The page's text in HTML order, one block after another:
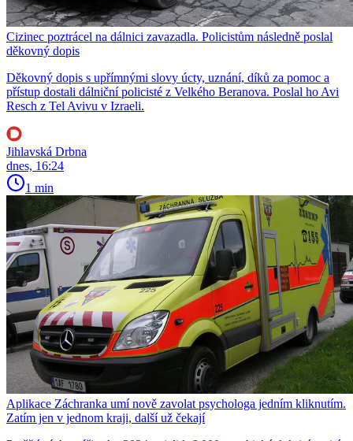
Cizinec poztrácel na dálnici zavazadla. Policistům následně poslal
děkovný dopis
Děkovný dopis s upřímnými slovy úcty, uznání, díků za pomoc a
přístup dostali dálniční policisté z Velkého Beranova. Poslal ho Avi
Resch z Tel Avivu v Izraeli.
Jihlavská Drbna
dnes, 16:24
1 min
Aplikace Záchranka umí nově zavolat psychologa jedním kliknutím.
Zatím jen v jednom kraji, další už čekají